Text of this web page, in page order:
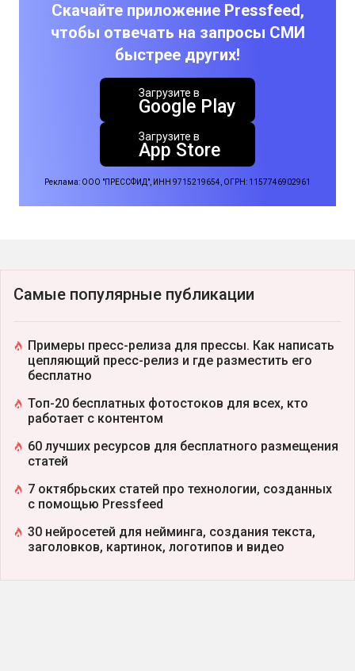
Скачайте приложение Pressfeed,
чтобы отвечать на запросы СМИ
быстрее других!
Загрузите в
Google Play
Загрузите в
App Store
Реклама: ООО "ПРЕССФИД", ИНН 9715219654, ОГРН: 1157746902961
Самые популярные публикации
Примеры пресс-релиза для прессы. Как написать
цепляющий пресс-релиз и где разместить его
бесплатно
Топ-20 бесплатных фотостоков для всех, кто
работает с контентом
60 лучших ресурсов для бесплатного размещения
статей
7 октябрьских статей про технологии, созданных
с помощью Pressfeed
30 нейросетей для нейминга, создания текста,
заголовков, картинок, логотипов и видео